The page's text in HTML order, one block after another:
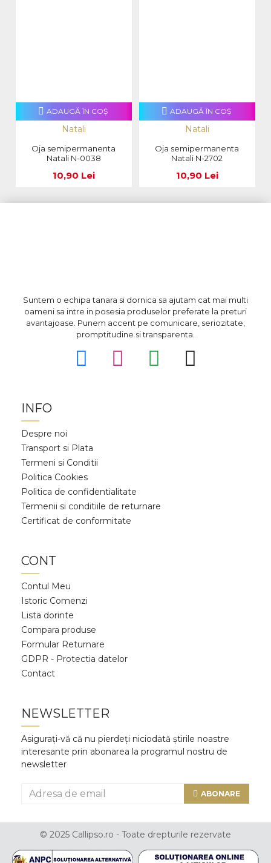
Natali
Oja semipermanenta
Natali N-0038
10,90 Lei
ADAUGĂ ÎN COŞ
Natali
Oja semipermanenta
Natali N-2702
10,90 Lei
ADAUGĂ ÎN COŞ
Suntem o echipa tanara si dornica sa ajutam cat mai multi
oameni sa intre in posesia produselor preferate la preturi
avantajoase. Punem accent pe comunicare, seriozitate,
promptitudine si transparenta.
INFO
Despre noi
Transport si Plata
Termeni si Conditii
Politica Cookies
Politica de confidentialitate
Termenii si conditiile de returnare
Certificat de conformitate
CONT
Contul Meu
Istoric Comenzi
Lista dorinte
Compara produse
Formular Returnare
GDPR - Protectia datelor
Contact
NEWSLETTER
Asigurați-vă că nu pierdeți niciodată știrile noastre
interesante prin abonarea la programul nostru de
newsletter
ABONARE
© 2025 Callipso.ro - Toate drepturile rezervate